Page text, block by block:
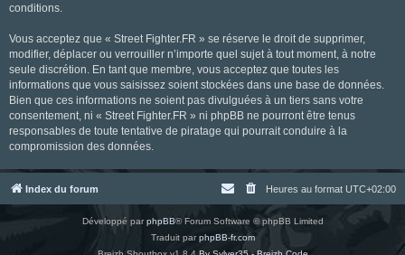
conditions.
Vous acceptez que « Street Fighter.FR » se réserve le droit de supprimer,
modifier, déplacer ou verrouiller n’importe quel sujet à tout moment, à notre
seule discrétion. En tant que membre, vous acceptez que toutes les
informations que vous saisissez soient stockées dans une base de données.
Bien que ces informations ne soient pas divulguées à un tiers sans votre
consentement, ni « Street Fighter.FR » ni phpBB ne pourront être tenus
responsables de toute tentative de piratage qui pourrait conduire à la
compromission des données.
Index du forum Heures au format UTC+02:00
Développé parphpBB® Forum Software © phpBB Limited
Traduit parphpBB-fr.com